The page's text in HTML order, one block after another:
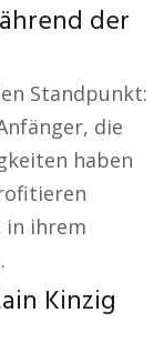
der
Standpunkt:
die
haben
in ihrem
Kinzig